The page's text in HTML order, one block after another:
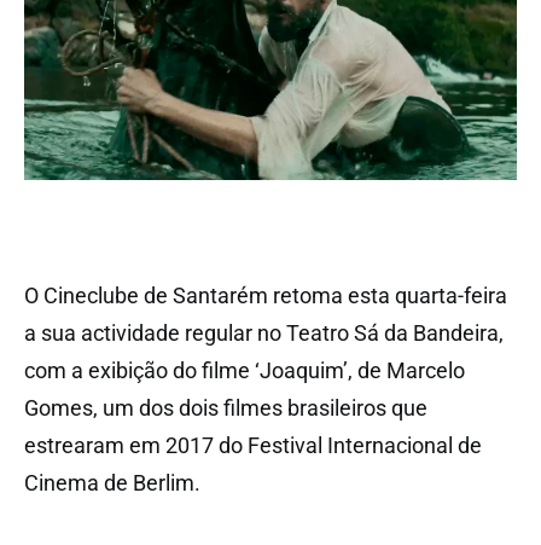
O Cineclube de Santarém retoma esta quarta-feira
a sua actividade regular no Teatro Sá da Bandeira,
com a exibição do filme ‘Joaquim’, de Marcelo
Gomes, um dos dois filmes brasileiros que
estrearam em 2017 do Festival Internacional de
Cinema de Berlim.